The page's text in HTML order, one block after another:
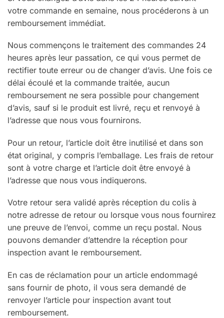
votre commande en semaine, nous procéderons à un
remboursement immédiat.
Nous commençons le traitement des commandes 24
heures après leur passation, ce qui vous permet de
rectifier toute erreur ou de changer d’avis. Une fois ce
délai écoulé et la commande traitée, aucun
remboursement ne sera possible pour changement
d’avis, sauf si le produit est livré, reçu et renvoyé à
l’adresse que nous vous fournirons.
Pour un retour, l’article doit être inutilisé et dans son
état original, y compris l’emballage. Les frais de retour
sont à votre charge et l’article doit être envoyé à
l’adresse que nous vous indiquerons.
Votre retour sera validé après réception du colis à
notre adresse de retour ou lorsque vous nous fournirez
une preuve de l’envoi, comme un reçu postal. Nous
pouvons demander d’attendre la réception pour
inspection avant le remboursement.
En cas de réclamation pour un article endommagé
sans fournir de photo, il vous sera demandé de
renvoyer l’article pour inspection avant tout
remboursement.